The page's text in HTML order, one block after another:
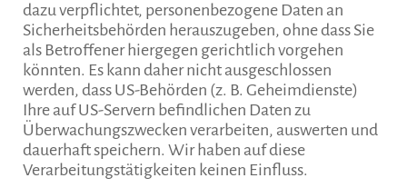
dazu verpflichtet, personenbezogene Daten an
Sicherheitsbehörden herauszugeben, ohne dass Sie
als Betroffener hiergegen gerichtlich vorgehen
könnten. Es kann daher nicht ausgeschlossen
werden, dass US-Behörden (z. B. Geheimdienste)
Ihre auf US-Servern befindlichen Daten zu
Überwachungszwecken verarbeiten, auswerten und
dauerhaft speichern. Wir haben auf diese
Verarbeitungstätigkeiten keinen Einfluss.